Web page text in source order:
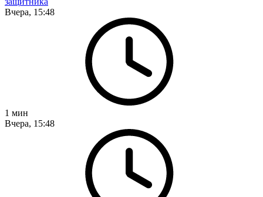
Вчера, 15:48
1 мин
Вчера, 15:48